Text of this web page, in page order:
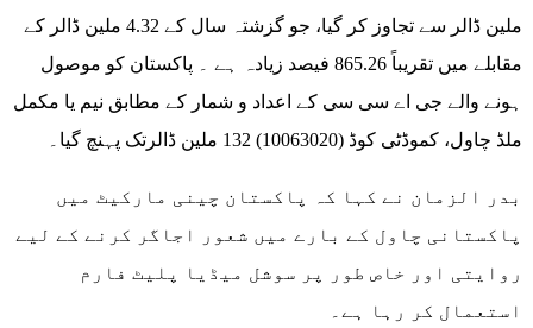
ملین ڈالر سے تجاوز کر گیا، جو گزشتہ سال کے 4.32 ملین ڈالر کے
مقابلے میں تقریباً 865.26 فیصد زیادہ ہے ۔ پاکستان کو موصول
ہونے والے جی اے سی سی کے اعداد و شمار کے مطابق نیم یا مکمل
ملڈ چاول، کموڈٹی کوڈ (10063020) 132 ملین ڈالرتک پہنچ گیا۔
بدر الزمان نے کہا کہ پاکستان چینی مارکیٹ میں
پاکستانی چاول کے بارے میں شعور اجاگر کرنے کے لیے
روایتی اور خاص طور پر سوشل میڈیا پلیٹ فارم
استعمال کر رہا ہے۔